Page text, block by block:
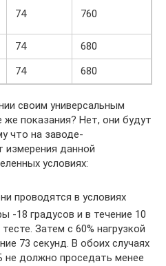
74 760
74
680
74 680
своим универсальным
же показания? Нет, они будут
что на заводе-
измерения данной
условиях:
проводятся в условиях
-18 градусов и в течение 10
Затем с 60% нагрузкой
73 секунд. В обоих случаях
не должно проседать менее